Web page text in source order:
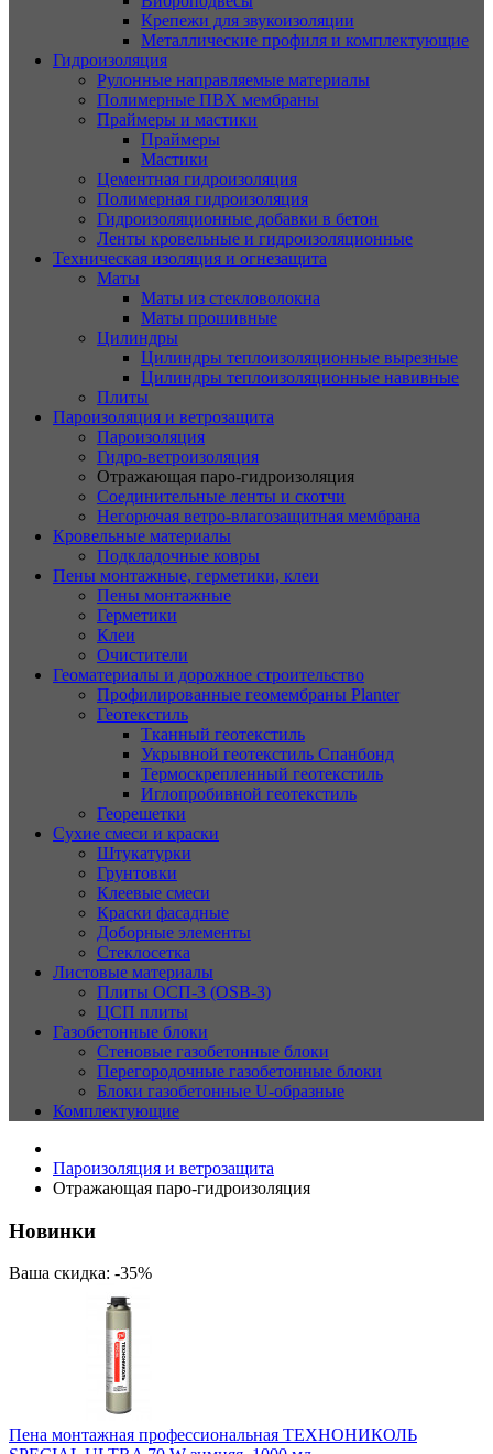
Крепежи для звукоизоляции
Металлические профиля и комплектующие
Гидроизоляция
Рулонные направляемые материалы
Полимерные ПВХ мембраны
Праймеры и мастики
Праймеры
Мастики
Цементная гидроизоляция
Полимерная гидроизоляция
Гидроизоляционные добавки в бетон
Ленты кровельные и гидроизоляционные
Техническая изоляция и огнезащита
Маты
Маты из стекловолокна
Маты прошивные
Цилиндры
Цилиндры теплоизоляционные вырезные
Цилиндры теплоизоляционные навивные
Плиты
Пароизоляция и ветрозащита
Пароизоляция
Гидро-ветроизоляция
Отражающая паро-гидроизоляция
Соединительные ленты и скотчи
Негорючая ветро-влагозащитная мембрана
Кровельные материалы
Подкладочные ковры
Пены монтажные, герметики, клеи
Пены монтажные
Герметики
Клеи
Очистители
Геоматериалы и дорожное строительство
Профилированные геомембраны Planter
Геотекстиль
Тканный геотекстиль
Укрывной геотекстиль Спанбонд
Термоскрепленный геотекстиль
Иглопробивной геотекстиль
Георешетки
Сухие смеси и краски
Штукатурки
Грунтовки
Клеевые смеси
Краски фасадные
Доборные элементы
Стеклосетка
Листовые материалы
Плиты ОСП-3 (OSB-3)
ЦСП плиты
Газобетонные блоки
Стеновые газобетонные блоки
Перегородочные газобетонные блоки
Блоки газобетонные U-образные
Комплектующие
Пароизоляция и ветрозащита
Отражающая паро-гидроизоляция
Новинки
Ваша скидка: -35%
Пена монтажная профессиональная ТЕХНОНИКОЛЬ